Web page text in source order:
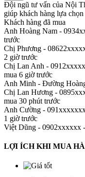
Đội ngũ tư vấn của Nội
giúp khách hàng lựa chọn
Khách hàng đã mua
Anh Hoàng Nam -
trước
Chị Phương -
2 giờ trước
Chị Lan Anh -
mua 6 giờ trước
Anh Minh - Đường
Chị Lan Hương -
mua 30 phút trước
Anh Cường -
1 giờ trước
Việt Dũng - 0902xxxxxx -
LỢI ÍCH KHI MUA